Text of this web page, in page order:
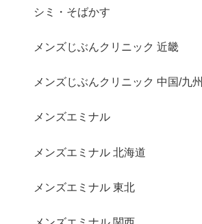
シミ・そばかす
メンズじぶんクリニック 近畿
メンズじぶんクリニック 中国/九州
メンズエミナル
メンズエミナル 北海道
メンズエミナル 東北